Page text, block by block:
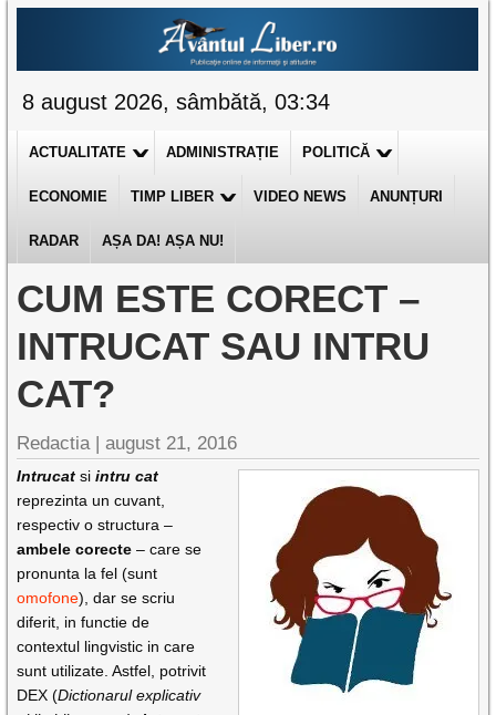
8 august 2026, sâmbătă, 03:34
ACTUALITATE ADMINISTRAȚIE POLITICĂ
ECONOMIE TIMP LIBER VIDEO NEWS ANUNȚURI
RADAR AȘA DA! AȘA NU!
CUM ESTE CORECT –
INTRUCAT SAU INTRU
CAT?
Redactia |august 21, 2016
Intrucatsi intru cat
reprezinta un cuvant,
respectiv o structura –
ambele corecte – care se
pronunta la fel (sunt
omofone), dar se scriu
diferit, in functie de
contextul lingvistic in care
sunt utilizate. Astfel, potrivit
DEX (Dictionarul explicativ